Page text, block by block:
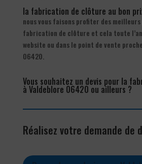
la fabrication de clôture au bon
nous vous faisons profiter des
fabrication de clôture et cela toute
website ou dans le point de vente
06420.
Vous souhaitez un devis pour la
à Valdeblore 06420 ou ailleurs ?
Réalisez votre demande de